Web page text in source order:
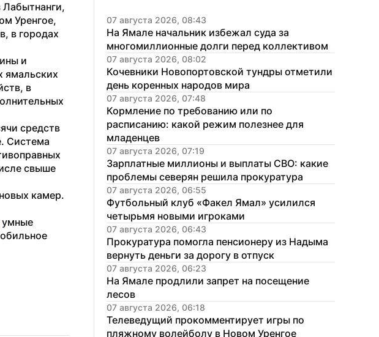
Уренгое,
в городах
и
ямальских
в
средств
Система
свыше
камер.
умные
07 августа 2026, 08:43
На Ямале начальник избежал суда за
многомиллионные долги перед коллективом
07 августа 2026, 08:02
Кочевники Новопортовской тундры отметили
день коренных народов мира
07 августа 2026, 07:48
Кормление по требованию или по
расписанию: какой режим полезнее для
младенцев
07 августа 2026, 07:19
Зарплатные миллионы и выплаты СВО: какие
проблемы северян решила прокуратура
07 августа 2026, 06:55
Футбольный клуб «Факел Ямал» усилился
четырьмя новыми игроками
07 августа 2026, 06:43
Прокуратура помогла пенсионеру из Надыма
вернуть деньги за дорогу в отпуск
07 августа 2026, 06:23
На Ямале продлили запрет на посещение
лесов
07 августа 2026, 06:18
Телеведущий прокомментирует игры по
пляжному волейболу в Новом Уренгое